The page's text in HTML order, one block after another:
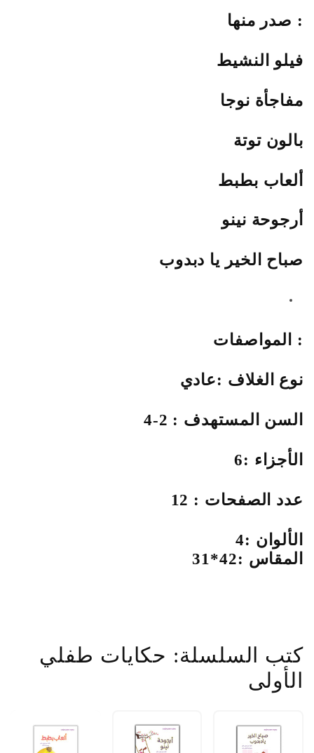
صدر منها :
فيلو النشيط
مفاجأة نوجا
بالون توتة
ألعاب بطبط
أرجوحة نينو
صباح الخير يا دبدوب
المواصفات :
نوع الغلاف :عادي
السن المستهدف : 2-4
الأجزاء :6
عدد الصفحات : 12
الألوان :4
المقاس :42*31
كتب السلسلة: حكايات طفلي
الأولى